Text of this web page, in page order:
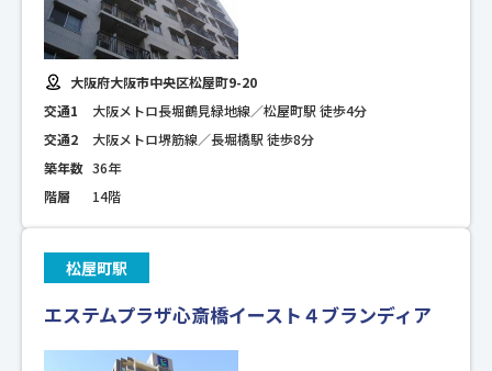
大阪府大阪市中央区松屋町9-20
交通1
大阪メトロ長堀鶴見緑地線／松屋町駅 徒歩4分
交通2
大阪メトロ堺筋線／長堀橋駅 徒歩8分
築年数 36年
階層
14階
松屋町駅
エステムプラザ心斎橋イースト４ブランディア